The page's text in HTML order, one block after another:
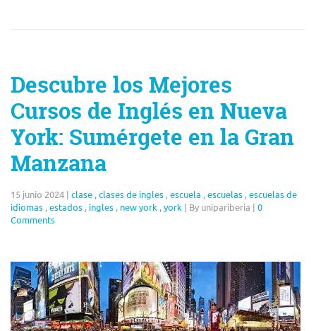
Descubre los Mejores
Cursos de Inglés en Nueva
York: Sumérgete en la Gran
Manzana
15 junio 2024 | clase ,clases de ingles ,escuela ,escuelas ,escuelas de
idiomas ,estados , ingles , new york ,york | By unipariberia | 0
Comments